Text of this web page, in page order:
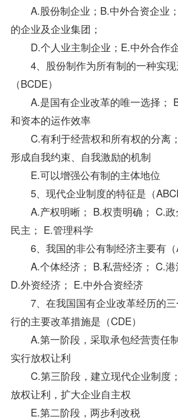
A.股份制企业；B.中外合资企业
的企业及企业集团；
D.个人业主制企业；E.中外合作
4、股份制作为所有制的一种实现
（BCDE）
A.是国有企业改革的唯一选择；
和资本的运作效率
C.有利于经营权和所有权的分离
形成自我约束、自我激励的机制
E.可以增强公有制的主体地位
5、现代企业制度的特征是（
A.产权明晰； B.权责明确； C.政
民主； E.管理科学
6、我国的非公有制经济主要有（
A.个体经济； B.私营经济； C.港
D.外资经济； E.中外合资经济
7、在我国国有企业改革经历的三
行的主要改革措施是（CDE）
A.第一阶段，采取承包经营责任制
实行放权让利
C.第三阶段，建立现代企业制度
放权让利，扩大企业自主权
E.第二阶段，两步利改税